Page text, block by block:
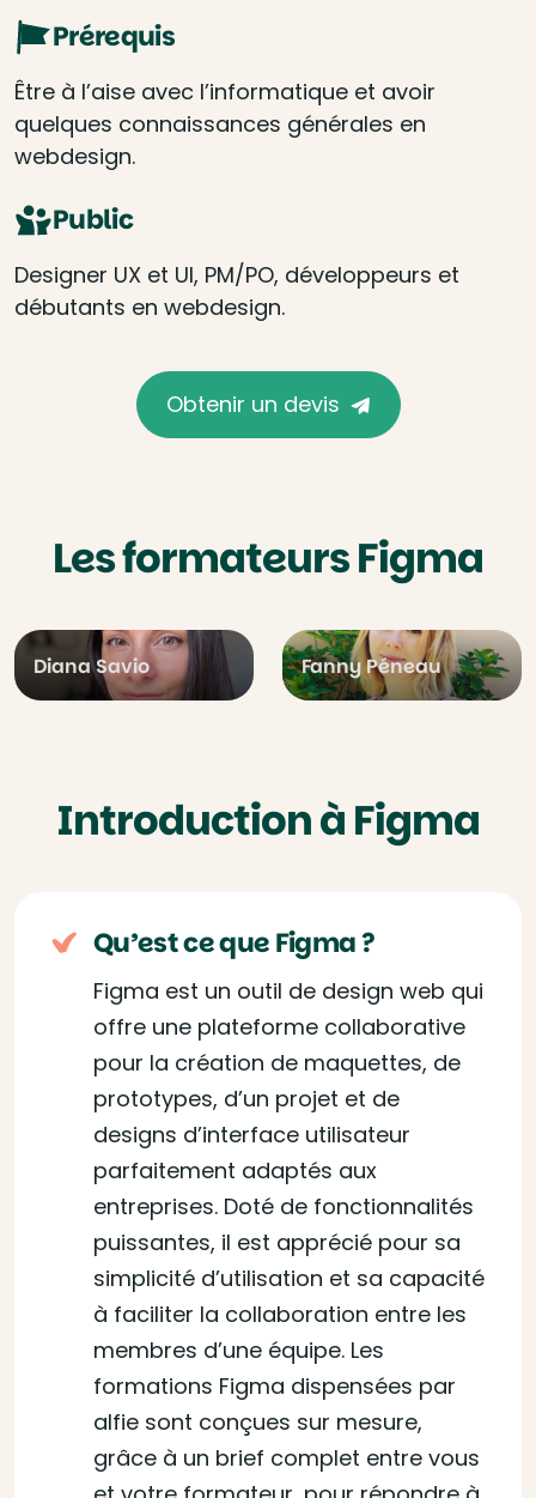
Prérequis
Être à l’aise avec l’informatique et avoir
quelques connaissances générales en
webdesign.
Public
Designer UX et UI, PM/PO, développeurs et
débutants en webdesign.
Obtenir un devis
Les formateurs Figma
Diana Savio Fanny Péneau
Introduction à Figma
Qu’est ce que Figma ?
Figma est un outil de design web qui
offre une plateforme collaborative
pour la création de maquettes, de
prototypes, d’un projet et de
designs d’interface utilisateur
parfaitement adaptés aux
entreprises. Doté de fonctionnalités
puissantes, il est apprécié pour sa
simplicité d’utilisation et sa capacité
à faciliter la collaboration entre les
membres d’une équipe. Les
formations Figma dispensées par
alfie sont conçues sur mesure,
grâce à un brief complet entre vous